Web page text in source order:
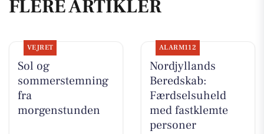
FLERE ARTIKLER
VEJRET
Sol og
sommerstemning
fra
morgenstunden
ALARM112
Nordjyllands
Beredskab:
Færdselsuheld
med fastklemte
personer